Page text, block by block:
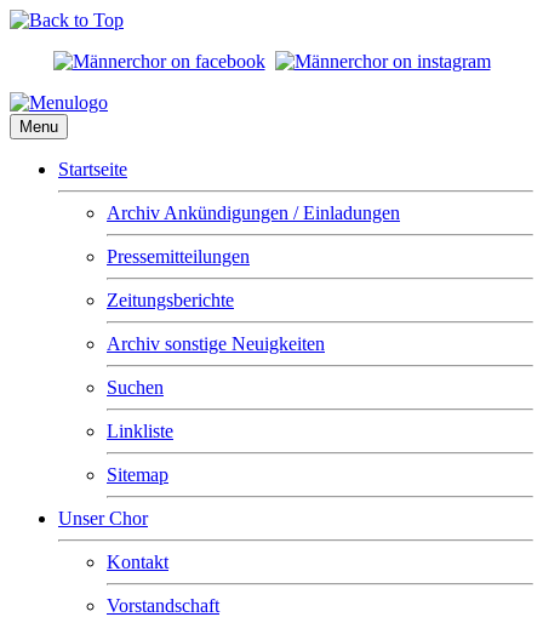
Menu
Startseite
Archiv Ankündigungen / Einladungen
Pressemitteilungen
Zeitungsberichte
Archiv sonstige Neuigkeiten
Suchen
Linkliste
Sitemap
Unser Chor
Kontakt
Vorstandschaft